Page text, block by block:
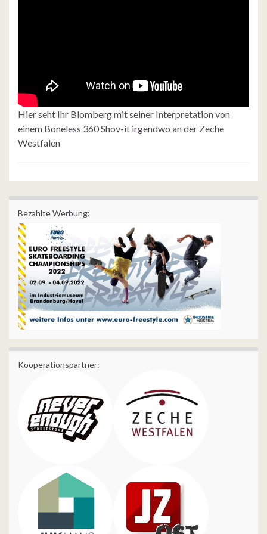
Hier seht Ihr Blomberg mit seiner Interpretation von
einem Boneless 360 Shov-it irgendwo an der Zeche
Westfalen
Bezahlte Werbung:
Kooperationspartner: